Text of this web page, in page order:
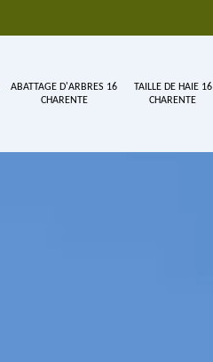
ABATTAGE D'ARBRES 16
CHARENTE
TAILLE DE HAIE 16
CHARENTE